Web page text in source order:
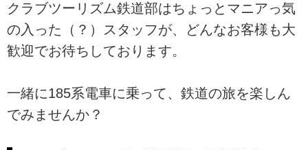
クラブツーリズム鉄道部はちょっとマニアっ気
の入った（？）スタッフが、どんなお客様も大
歓迎でお待ちしております。
一緒に185系電車に乗って、鉄道の旅を楽しん
でみませんか？